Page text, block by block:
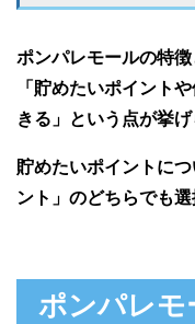
ポンパレモールの特
「貯めたいポイント
きる」という点が挙げ
貯めたいポイントに
ント」のどちらでも
ポンパレモ